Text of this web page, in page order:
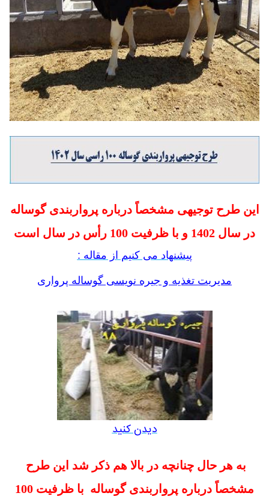
این طرح توجیهی مشخصاً درباره پرواربندی گوساله
در سال 1402 و با ظرفیت 100 رأس در سال است
پیشنهاد می کنیم از مقاله :
مدیریت تغذیه و جیره نویسی گوساله پرواری
دیدن کنید
به هر حال چنانچه در بالا هم ذکر شد این طرح
مشخصاً درباره پرواربندی گوساله با ظرفیت 100